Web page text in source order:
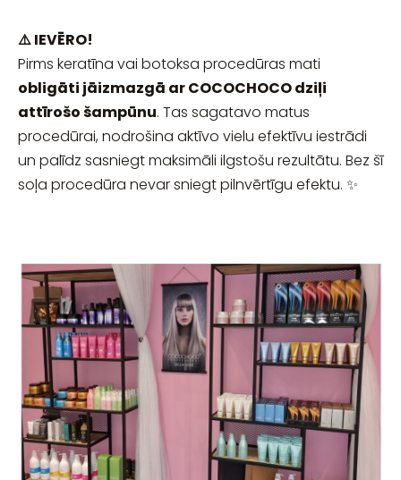
⚠️ IEVĒRO!
Pirms keratīna vai botoksa procedūras mati
obligāti jāizmazgā ar COCOCHOCO dziļi
attīrošo šampūnu. Tas sagatavo matus
procedūrai, nodrošina aktīvo vielu efektīvu iestrādi
un palīdz sasniegt maksimāli ilgstošu rezultātu. Bez šī
soļa procedūra nevar sniegt pilnvērtīgu efektu. ✨